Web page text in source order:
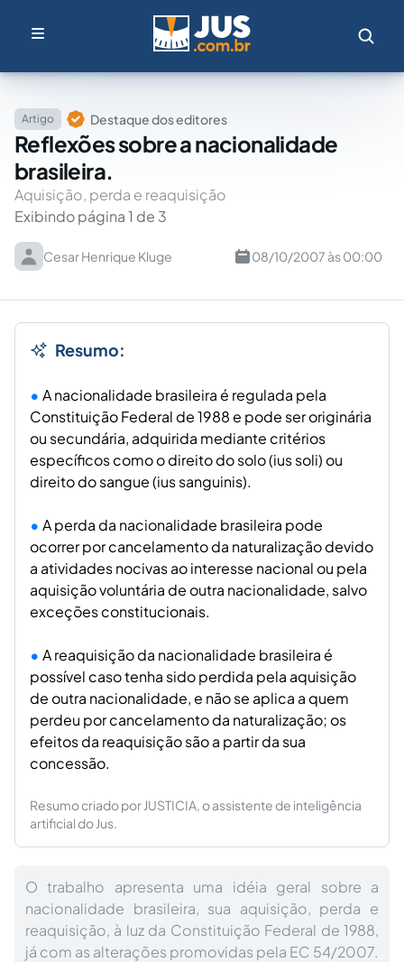
Artigo Destaque dos editores
Reflexões sobre a nacionalidade
brasileira.
Aquisição, perda e reaquisição
Exibindo página 1 de 3
Cesar Henrique Kluge 08/10/2007 às 00:00
Resumo:
A nacionalidade brasileira é regulada pela
Constituição Federal de 1988 e pode ser originária
ou secundária, adquirida mediante critérios
específicos como o direito do solo (ius soli) ou
direito do sangue (ius sanguinis).
A perda da nacionalidade brasileira pode
ocorrer por cancelamento da naturalização devido
a atividades nocivas ao interesse nacional ou pela
aquisição voluntária de outra nacionalidade, salvo
exceções constitucionais.
A reaquisição da nacionalidade brasileira é
possível caso tenha sido perdida pela aquisição
de outra nacionalidade, e não se aplica a quem
perdeu por cancelamento da naturalização; os
efeitos da reaquisição são a partir da sua
concessão.
Resumo criado por JUSTICIA, o assistente de inteligência
artificial do Jus.
O trabalho apresenta uma idéia geral sobre a
nacionalidade brasileira, sua aquisição, perda e
reaquisição, à luz da Constituição Federal de 1988,
já com as alterações promovidas pela EC 54/2007.